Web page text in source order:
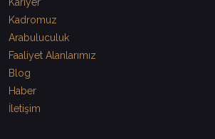
Kadromuz
Arabuluculuk
Faaliyet Alanlarımız
Blog
Haber
İletişim